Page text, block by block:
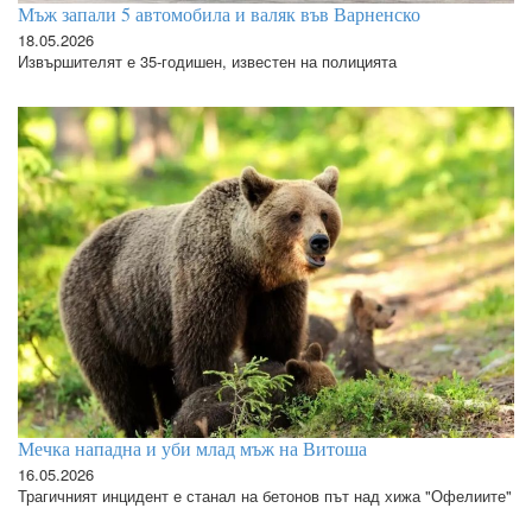
Мъж запали 5 автомобила и валяк във Варненско
18.05.2026
Извършителят е 35-годишен, известен на полицията
Мечка нападна и уби млад мъж на Витоша
16.05.2026
Трагичният инцидент е станал на бетонов път над хижа "Офелиите"